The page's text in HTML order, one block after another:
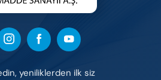
yeniliklerden ilk siz